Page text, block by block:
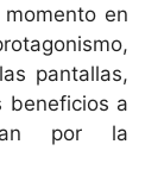
en
pantallas,
beneficios a
por la